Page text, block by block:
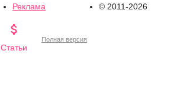
Реклама
© 2011-2026

Статьи
Полная версия